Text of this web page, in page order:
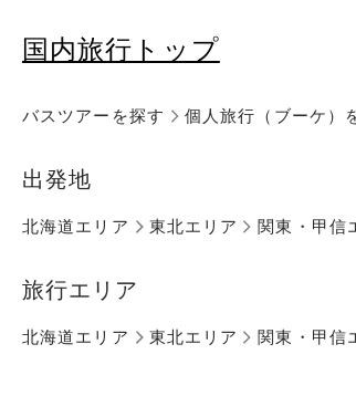
国内旅行トップ
バスツアーを探す 個人旅行（ブーケ）
出発地
北海道エリア 東北エリア 関東・甲信
旅行エリア
北海道エリア 東北エリア 関東・甲信